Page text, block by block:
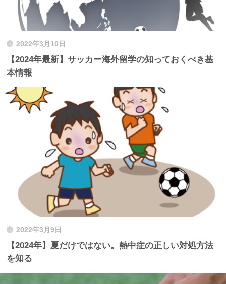
2022年3月10日
【2024年最新】サッカー海外留学の知っておくべき基
本情報
2022年3月9日
【2024年】夏だけではない。熱中症の正しい対処方法
を知る